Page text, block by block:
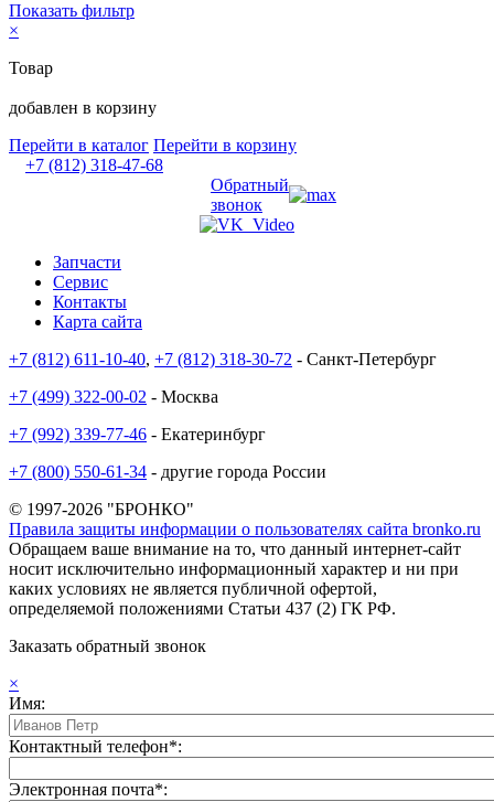
Показать фильтр
×
Товар
добавлен в корзину
Перейти в каталог Перейти в корзину
+7 (812) 318-47-68
Обратный
звонок
Запчасти
Сервис
Контакты
Карта сайта
+7 (812) 611-10-40, +7 (812) 318-30-72 - Санкт-Петербург
+7 (499) 322-00-02 - Москва
+7 (992) 339-77-46 - Екатеринбург
+7 (800) 550-61-34 - другие города России
© 1997-2026 "БРОНКО"
Правила защиты информации о пользователях сайта bronko.ru
Обращаем ваше внимание на то, что данный интернет-сайт
носит исключительно информационный характер и ни при
каких условиях не является публичной офертой,
определяемой положениями Статьи 437 (2) ГК РФ.
Заказать обратный звонок
×
Имя:
Контактный телефон*:
Электронная почта*: